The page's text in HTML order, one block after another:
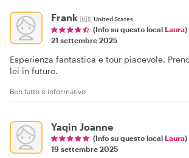
Frank 🇺🇸United States
(Info su questo local Laura)
21 settembre 2025
Esperienza fantastica e tour piacevole.
lei in futuro.
Ben fatto e informativo
Yaqin Joanne
(Info su questo local Laura)
19 settembre 2025